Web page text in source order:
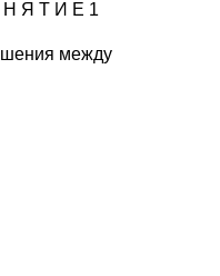
Н Я Т И Е 1
между